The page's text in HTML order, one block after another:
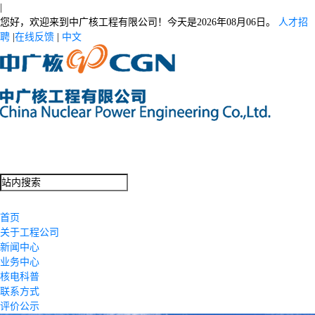
您好，欢迎来到中广核工程有限公司！今天是2026年08月06日。
人才招
聘 在线反馈 中文
首页
关于工程公司
新闻中心
业务中心
核电科普
联系方式
评价公示